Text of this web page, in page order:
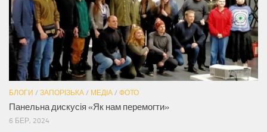
БЛОГИ / ЗАПОРІЗЬКА / МЕДІА / ФОТО
Панельна дискусія «Як нам перемогти»
6 БЕР, 2024